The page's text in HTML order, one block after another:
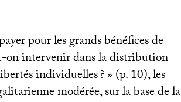
pour les grands bénéfices de
on intervenir dans la distribution
individuelles?» (p. 10), les
modérée, sur la base de la